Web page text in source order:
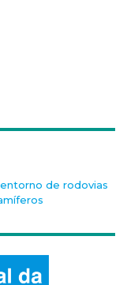
de rodovias